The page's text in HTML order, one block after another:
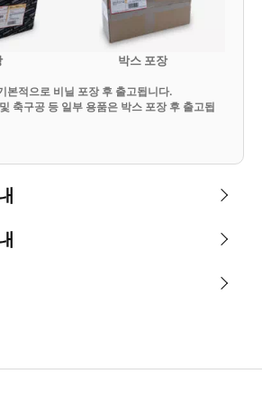
박스 포장
본적으로 비닐 포장 후 출고됩니다.
축구공 등 일부 용품은 박스 포장 후 출고됩